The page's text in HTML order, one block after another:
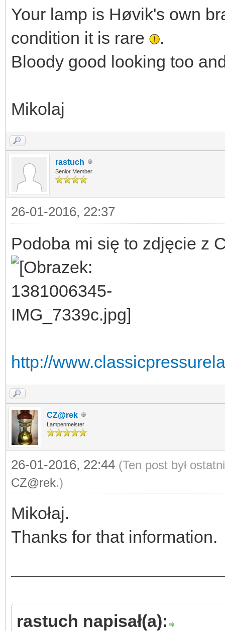
Your lamp is Høvik's own
condition it is rare
.
Bloody good looking too
Mikolaj
rastuch
Senior Member
26-01-2016, 22:37
Podoba mi się to zdjęcie z
http://
CZ@rek
Lampenmeister
26-01-2016, 22:44 (Ten post był
CZ@rek.)
Mikołaj.
Thanks for that information.
rastuch napisał(a):